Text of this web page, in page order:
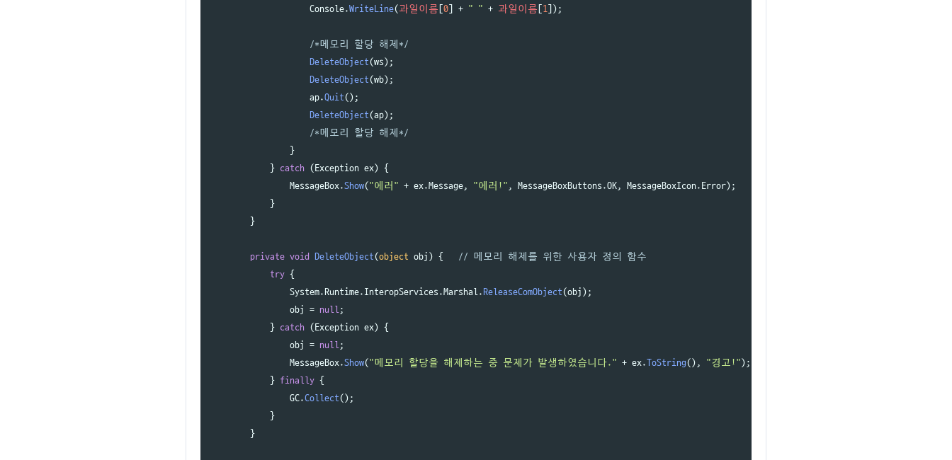
Console.WriteLine( 과일이름 [0 + " " + 과일이름 1 ]);
/*메모리 할당 해제*/
DeleteObject(ws );
DeleteObject(wb);
ap.Quit();
DeleteObject(ap);
/*메모리 할당 해제*/
}
} catch ( Exception ex) {
MessageBox.Show( "에러" + ex.Message, "에러!" , MessageBoxButtons .OK, MessageBoxIcon. Error);
}
}
private void DeleteObject(object obj ) {
// 메모리 해제를 위한 사용자 정의 함수
try {
System. Runtime. InteropServices .Marshal . ReleaseComObject(obj );
obj
= null ;
} catch ( Exception ex) {
obj
= null ;
MessageBox.Show( "메모리 할당을 해제하는 중 문제가 발생하였습니다." + ex.ToString(), "경고!" );
} finally {
GC.Collect();
}
}